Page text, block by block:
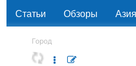
Статьи Обзоры Азия
Город